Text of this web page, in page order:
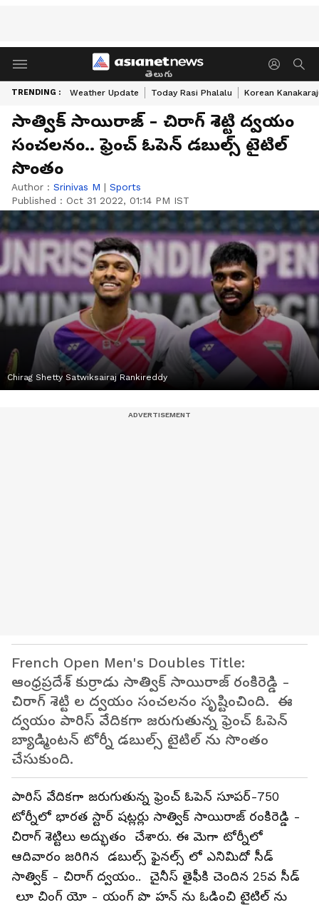
తెలుగు
TRENDING : Weather Update Today Rasi Phalalu Korean
సాత్విక్ సాయిరాజ్ - చిరాగ్ శెట్టి ద్వయం
సంచలనం.. ఫ్రెంచ్ ఓపెన్ డబుల్స్ టైటిల్
సొంతం
Author : Srinivas M | Sports
Published : Oct 31 2022, 01:14 PM IST
Chirag Shetty Satwiksairaj Rankireddy
French Open Men's Doubles Title:
ఆంధ్రప్రదేశ్ కుర్రాడు సాత్విక్ సాయిరాజ్ రంకిరెడ్డి -
చిరాగ్ శెట్టి ల ద్వయం సంచలనం సృష్టించింది. ఈ
ద్వయం పారిస్ వేదికగా జరుగుతున్న ఫ్రెంచ్ ఓపెన్
బ్యాడ్మింటన్ టోర్నీ డబుల్స్ టైటిల్ ను సొంతం
చేసుకుంది.
పారిస్ వేదికగా జరుగుతున్న ఫ్రెంచ్ ఓపెన్ సూపర్-750
టోర్నీలో భారత స్టార్ షట్లర్లు సాత్విక్ సాయిరాజ్ రంకిరెడ్డి -
చిరాగ్ శెట్టిలు అద్భుతం చేశారు. ఈ మెగా టోర్నీలో
ఆదివారం జరిగిన డబుల్స్ ఫైనల్స్ లో ఎనిమిదో సీడ్
సాత్విక్ - చిరాగ్ ద్వయం.. చైనీస్ తైఫీకి చెందిన 25వ సీడ్
లూ చింగ్ యో - యంగ్ పొ హన్ ను ఓడించి టైటిల్ ను